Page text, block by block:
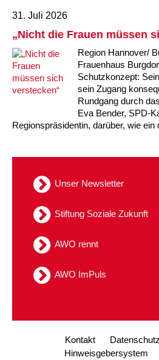
31. Juli 2026
„Nicht die Frauen müssen
Region Hannover/
Frauenhaus
Schutzkonzept:
sein Zugang
Rundgang durch
Eva Bender, SPD-
Regionspräsidentin, darüber, wie ein
Unser Newsletter
Stiftung Soziale Zukunft
AWO rennt
AWO ImPuls
Kontakt Datenschutz
Hinweisgebersystem